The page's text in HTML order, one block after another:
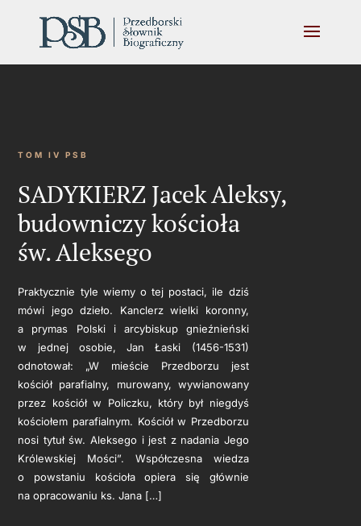
TOM IV PSB
SADYKIERZ Jacek Aleksy,
budowniczy kościoła
św. Aleksego
Praktycznie tyle wiemy o tej postaci, ile dziś
mówi jego dzieło. Kanclerz wielki koronny,
a prymas Polski i arcybiskup gnieźnieński
w jednej osobie, Jan Łaski (1456-1531)
odnotował: „W mieście Przedborzu jest
kościół parafialny, murowany, wywianowa­ny
przez kościół w Policzku, który był niegdyś
kościołem parafialnym. Kościół w Przedborzu
nosi tytuł św. Aleksego i jest z nadania Jego
Kró­lewskiej Mości”. Współczesna wiedza
o powstaniu kościoła opiera się głównie
na opracowaniu ks. Jana […]